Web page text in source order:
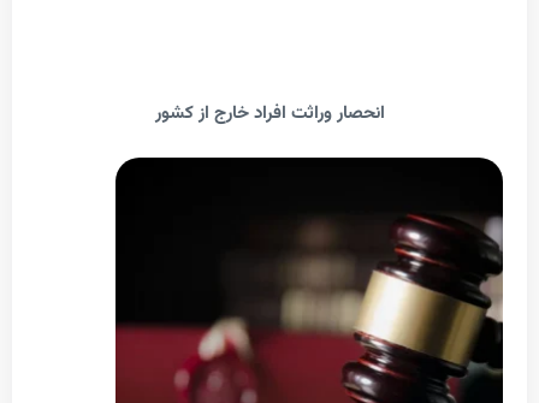
انحصار وراثت افراد خارج از کشور